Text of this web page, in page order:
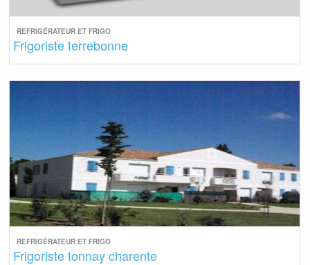
REFRIGÉRATEUR ET FRIGO
Frigoriste terrebonne
REFRIGÉRATEUR ET FRIGO
Frigoriste tonnay charente